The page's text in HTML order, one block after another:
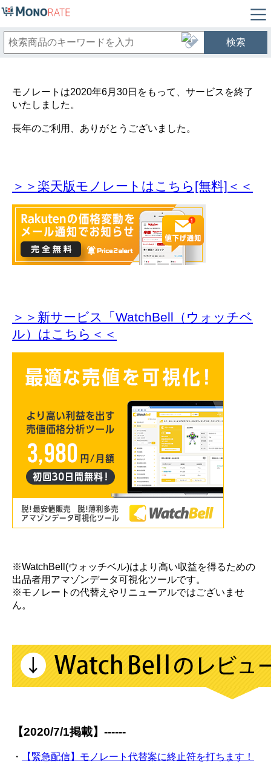
検索
モノレートは2020年6月30日をもって、サービスを終了
いたしました。
長年のご利用、ありがとうございました。
＞＞楽天版モノレートはこちら[無料]＜＜
＞＞新サービス「WatchBell（ウォッチベ
ル）はこちら＜＜
※WatchBell(ウォッチベル)はより高い収益を得るための
出品者用アマゾンデータ可視化ツールです。
※モノレートの代替えやリニューアルではございませ
ん。
【2020/7/1掲載】------
・
【緊急配信】モノレート代替案に終止符を打ちます！